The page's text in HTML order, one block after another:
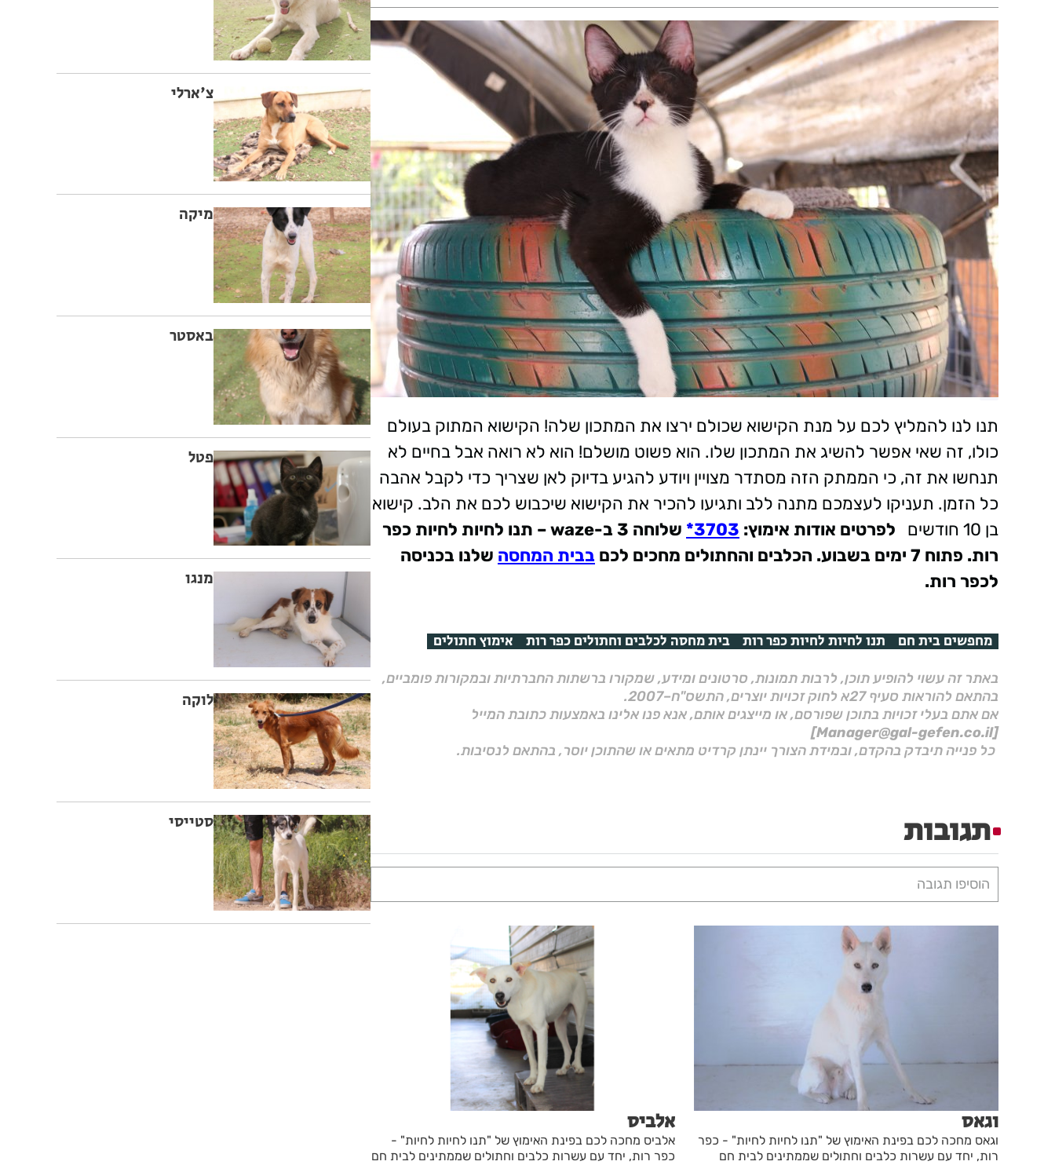
תנו לנו להמליץ לכם על מנת הקישוא שכולם ירצו את המתכון שלה! הקישוא המתוק בעולם
כולו, זה שאי אפשר להשיג את המתכון שלו. הוא פשוט מושלם! הוא לא רואה אבל בחיים לא
תנחשו את זה, כי הממתק הזה מסתדר מצויין ויודע להגיע בדיוק לאן שצריך כדי לקבל אהבה
כל הזמן. תעניקו לעצמכם מתנה ללב ותגיעו להכיר את הקישוא שיכבוש לכם את הלב. קישוא
בן 10 חודשים
לפרטים אודות אימוץ:
3703* שלוחה 3 ב
-waze – תנו לחיות לחיות כפר
רות. פתוח 7 ימים בשבוע.
הכלבים והחתולים מחכים לכם בבית המחסה שלנו בכניסה
לכפר רות.
מחפשים בית חם תנו לחיות לחיות כפר רות בית מחסה לכלבים וחתולים כפר רות אימוץ חתולים
באתר זה עשוי להופיע תוכן, לרבות תמונות, סרטונים ומידע, שמקורו ברשתות החברתיות ובמקורות פומביים,
בהתאם להוראות סעיף 27א לחוק זכויות יוצרים, התשס"ח–2007.
אם אתם בעלי זכויות בתוכן שפורסם, או מייצגים אותם, אנא פנו אלינו באמצעות כתובת המייל
[Manager@gal-gefen.co.il]
כל פנייה תיבדק בהקדם, ובמידת הצורך יינתן קרדיט מתאים או שהתוכן יוסר, בהתאם לנסיבות.
תגובות
הוסיפו תגובה
וגאס
וגאס מחכה לכם בפינת האימוץ של "תנו לחיות לחיות" - כפר
רות, יחד עם עשרות כלבים וחתולים שממתינים לבית חם
אלביס
אלביס מחכה לכם בפינת האימוץ של "תנו לחיות לחיות" -
כפר רות, יחד עם עשרות כלבים וחתולים שממתינים לבית חם
צ'ארלי
מיקה
באסטר
פטל
מנגו
לוקה
סטייסי